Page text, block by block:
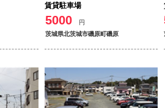
賃貸駐車場
5000
円
茨城県北茨城市磯原町磯原